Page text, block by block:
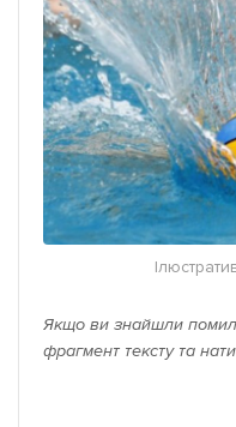
Якщо ви знайшли
фрагмент тексту та